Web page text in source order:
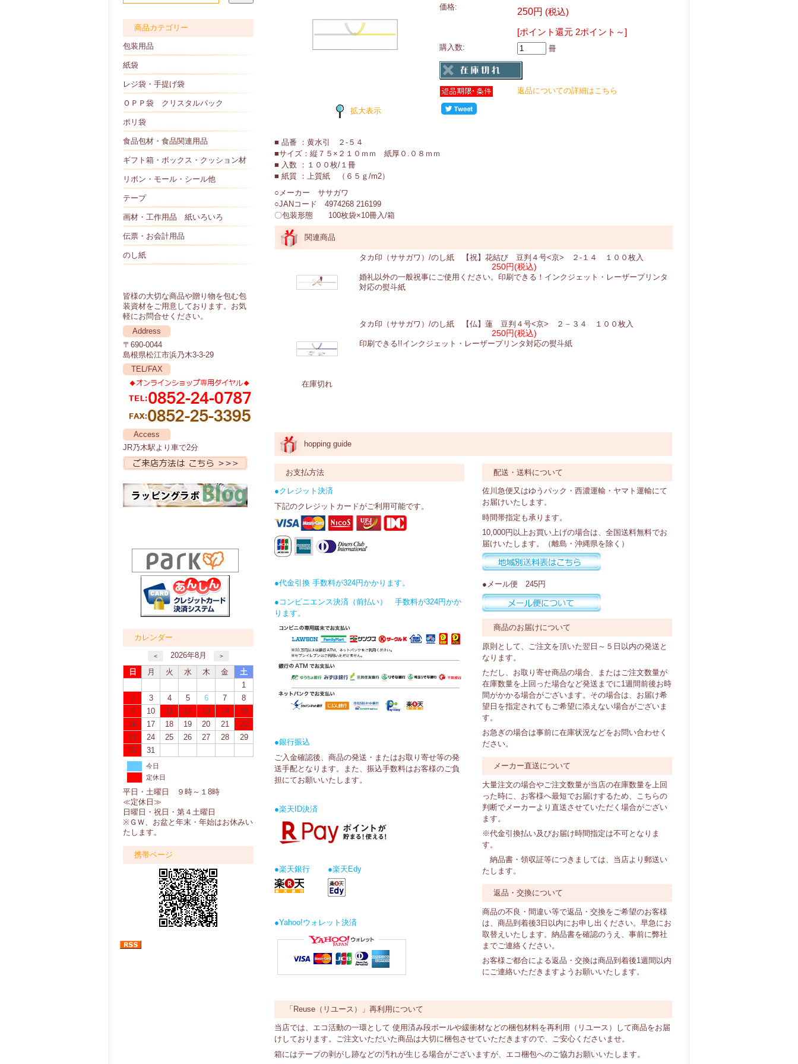
商品カテゴリー
包装用品
紙袋
レジ袋・手提げ袋
ＯＰＰ袋 クリスタルパック
ポリ袋
食品包材・食品関連用品
ギフト箱・ボックス・クッション材
リボン・モール・シール他
テープ
画材・工作用品 紙いろいろ
伝票・お会計用品
のし紙
皆様の大切な商品や贈り物を包む包
装資材をご用意しております。お気
軽にお問合せください。
Address
〒690-0044
島根県松江市浜乃木3-3-29
TEL/FAX
Access
JR乃木駅より車で2分
カレンダー
＜ 2026年8月 ＞
日 月 火 水 木 金
土
1
2
3 4 5 6 7
8
9
10 11 12 13 14
15
16
17 18 19 20 21
22
23
24 25 26 27 28
29
30
31
今日
定休日
平日・土曜日 ９時～１8時
≪定休日≫
日曜日・祝日・第４土曜日
※ＧＷ、お盆と年末・年始はお休みい
たします。
携帯ページ
拡大表示
価格: 250円 (税込)
[ポイント還元 2ポイント～]
購入数: 冊
返品についての詳細はこちら
■ 品番 ：黄水引 ２-５４
■サイズ：縦７５×２１０ｍｍ 紙厚０.０８ｍｍ
■ 入数 ：１００枚/１冊
■ 紙質 ：上質紙 （６５ｇ/m2）
○メーカー ササガワ
○JANコード 4974268 216199
〇包装形態 100枚袋×10冊入/箱
関連商品
タカ印（ササガワ）/のし紙 【祝】花結び 豆判４号<京> ２-１４ １００枚入
250円(税込)
婚礼以外の一般祝事にご使用ください。印刷できる！インクジェット・レーザープリンタ
対応の熨斗紙
在庫切れ
タカ印（ササガワ）/のし紙 【仏】蓮 豆判４号<京> ２－３４ １００枚入
250円(税込)
印刷できる!!インクジェット・レーザープリンタ対応の熨斗紙
hopping guide
お支払方法
●クレジット決済
下記のクレジットカードがご利用可能です。
●代金引換 手数料が324円かかります。
●コンビニエンス決済（前払い） 手数料が324円かか
ります。
●銀行振込
ご入金確認後、商品の発送・またはお取り寄せ等の発
送手配となります。また、振込手数料はお客様のご負
担にてお願いいたします。
●楽天ID決済
●楽天銀行 ●楽天Edy
●Yahoo!ウォレット決済
配送・送料について
佐川急便又はゆうパック・西濃運輸・ヤマト運輸にて
お届けいたします。
時間帯指定も承ります。
10,000円以上お買い上げの場合は、全国送料無料でお
届けいたします。（離島・沖縄県を除く）
●メール便 245円
商品のお届けについて
原則として、ご注文を頂いた翌日～５日以内の発送と
なります。
ただし、お取り寄せ商品の場合、またはご注文数量が
在庫数量を上回った場合など発送までに1週間前後お時
間がかかる場合がございます。その場合は、お届け希
望日を指定されてもご希望に添えない場合がございま
す。
お急ぎの場合は事前に在庫状況などをお問い合わせく
ださい。
メーカー直送について
大量注文の場合やご注文数量が当店の在庫数量を上回
った時に、お客様へ最短でお届けするため、こちらの
判断でメーカーより直送させていただく場合がござい
ます。
※代金引換払い及びお届け時間指定は不可となりま
す。
納品書・領収証等につきましては、当店より郵送い
たします。
返品・交換について
商品の不良・間違い等で返品・交換をご希望のお客様
は、商品到着後3日以内にお申し出ください。早急にお
取替えいたします。納品書を確認のうえ、事前に弊社
までご連絡ください。
お客様ご都合による返品・交換は商品到着後1週間以内
にご連絡いただきますようお願いいたします。
「Reuse（リユース）」再利用について
当店では、エコ活動の一環として 使用済み段ボールや緩衝材などの梱包材料を再利用（リユース）して商品をお届
けしております。ご注文いただいた商品は大切に梱包させていただきますので、ご安心くださいませ。
箱にはテープの剥がし跡などの汚れが生じる場合がございますが、エコ梱包へのご協力お願いいたします。